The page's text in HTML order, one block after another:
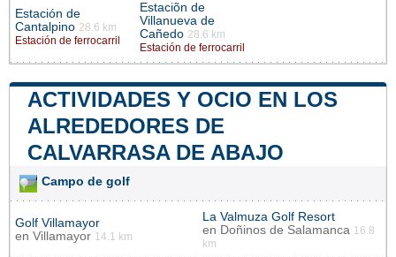
Estación de
Cantalpino 28.6 km
Estación de ferrocarril
Estaciõn de
Villanueva de
Cañedo 28.6 km
Estación de ferrocarril
ACTIVIDADES Y OCIO EN LOS
ALREDEDORES DE
CALVARRASA DE ABAJO
Campo de golf
Golf Villamayor
en Villamayor 14.1 km
La Valmuza Golf Resort
en Doñinos de Salamanca 16.8
km